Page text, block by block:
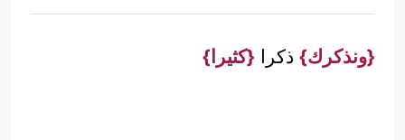
{ونذكرك} ذكرا {كثيرا}